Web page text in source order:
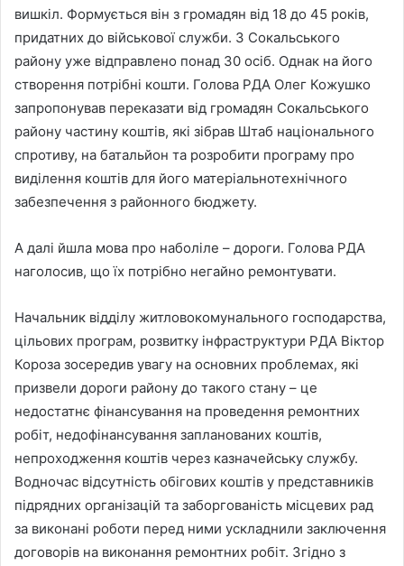
вишкіл. Формується він з громадян від 18 до 45 років,
придатних до військової служби. З Сокальського
району уже відправлено понад 30 осіб. Однак на його
створення потрібні кошти. Голова РДА Олег Кожушко
запропонував переказати від громадян Сокальського
району частину коштів, які зібрав Штаб національного
спротиву, на батальйон та розробити програму про
виділення коштів для його матеріальнотехнічного
забезпечення з районного бюджету.
А далі йшла мова про наболіле – дороги. Голова РДА
наголосив, що їх потрібно негайно ремонтувати.
Начальник відділу житловокомунального господарства,
цільових програм, розвитку інфраструктури РДА Віктор
Короза зосередив увагу на основних проблемах, які
призвели дороги району до такого стану – це
недостатнє фінансування на проведення ремонтних
робіт, недофінансування запланованих коштів,
непроходження коштів через казначейську службу.
Водночас відсутність обігових коштів у представників
підрядних організацій та заборгованість місцевих рад
за виконані роботи перед ними ускладнили заключення
договорів на виконання ремонтних робіт. Згідно з